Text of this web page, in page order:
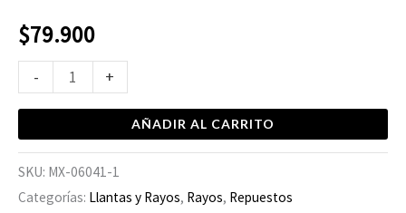
$79.900
- +
AÑADIR AL CARRITO
SKU: MX-06041-1
Categorías: Llantas y Rayos, Rayos, Repuestos